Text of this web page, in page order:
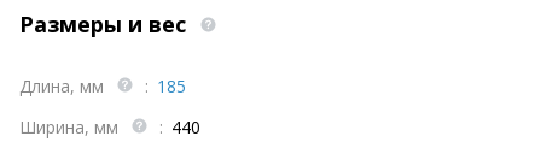
Размеры и вес
Длина, мм : 185
Ширина, мм
: 440